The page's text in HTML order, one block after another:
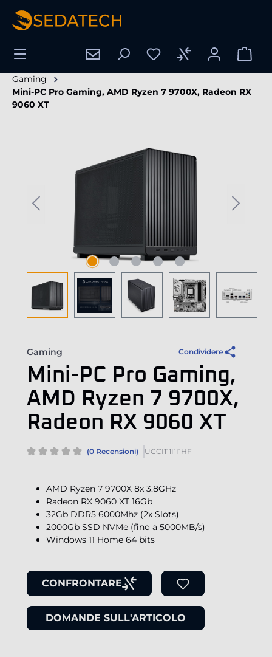
principale
Gaming
Mini-PC Pro Gaming, AMD Ryzen 7 9700X, Radeon RX
9060 XT
Gaming Condividere
Mini-PC Pro Gaming,
AMD Ryzen 7 9700X,
Radeon RX 9060 XT
(0 Recensioni) UCCI111I1I1HF
AMD Ryzen 7 9700X 8x 3.8GHz
Radeon RX 9060 XT 16Gb
32Gb DDR5 6000Mhz (2x Slots)
2000Gb SSD NVMe (fino a 5000MB/s)
Windows 11 Home 64 bits
CONFRONTARE
DOMANDE SULL'ARTICOLO